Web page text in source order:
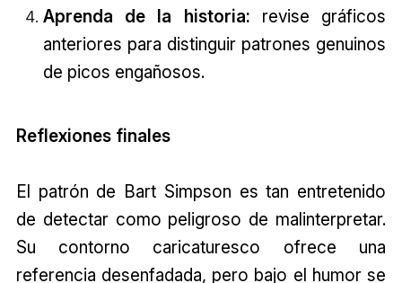
Aprenda de la historia: revise gráficos
anteriores para distinguir patrones genuinos
de picos engañosos.
Reflexiones finales
El patrón de Bart Simpson es tan entretenido
de detectar como peligroso de malinterpretar.
Su contorno caricaturesco ofrece una
referencia desenfadada, pero bajo el humor se